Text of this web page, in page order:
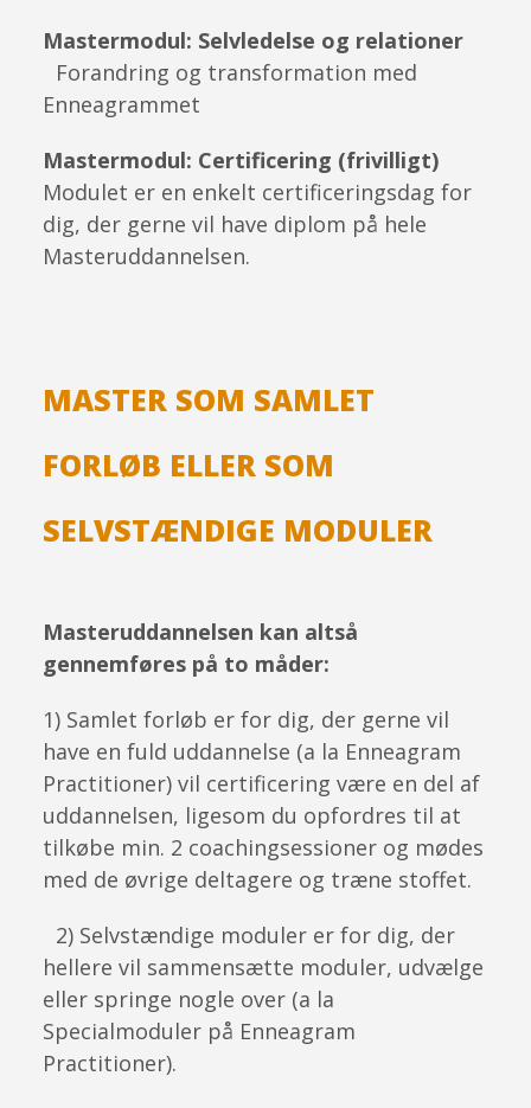
Mastermodul: Selvledelse og relationer
Forandring og transformation med
Enneagrammet
Mastermodul: Certificering (frivilligt)
Modulet er en enkelt certificeringsdag for
dig, der gerne vil have diplom på hele
Masteruddannelsen.
MASTER SOM SAMLET
FORLØB ELLER SOM
SELVSTÆNDIGE MODULER
Masteruddannelsen kan altså
gennemføres på to måder:
1) Samlet forløb er for dig, der gerne vil
have en fuld uddannelse (a la Enneagram
Practitioner) vil certificering være en del af
uddannelsen, ligesom du opfordres til at
tilkøbe min. 2 coachingsessioner og mødes
med de øvrige deltagere og træne stoffet.
2) Selvstændige moduler er for dig, der
hellere vil sammensætte moduler, udvælge
eller springe nogle over (a la
Specialmoduler på Enneagram
Practitioner).